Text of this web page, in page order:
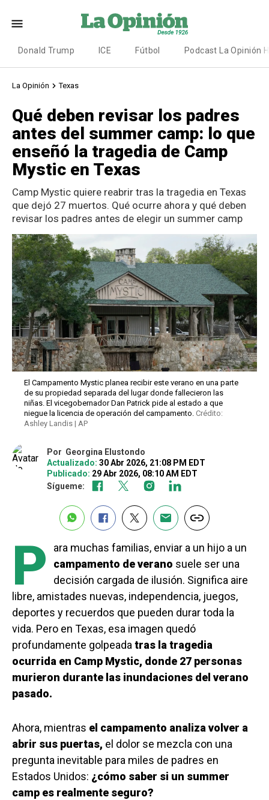
Donald Trump ICE Fútbol Podcast La Opinión
La Opinión Texas
Qué deben revisar los padres
antes del summer camp: lo que
enseñó la tragedia de Camp
Mystic en Texas
Camp Mystic quiere reabrir tras la tragedia en Texas
que dejó 27 muertos. Qué ocurre ahora y qué deben
revisar los padres antes de elegir un summer camp
El Campamento Mystic planea recibir este verano en una parte
de su propiedad separada del lugar donde fallecieron las
niñas. El vicegobernador Dan Patrick pide al estado a que
niegue la licencia de operación del campamento. Crédito:
Ashley Landis | AP
Por Georgina Elustondo
Actualizado: 30 Abr 2026, 21:08 PM EDT
Publicado: 29 Abr 2026, 08:10 AM EDT
Sígueme:
P
ara muchas familias, enviar a un hijo a un
campamento de verano suele ser una
decisión cargada de ilusión. Significa aire
libre, amistades nuevas, independencia, juegos,
deportes y recuerdos que pueden durar toda la
vida. Pero en Texas, esa imagen quedó
profundamente golpeadatras la tragedia
ocurrida en Camp Mystic, donde 27 personas
murieron durante las inundaciones del verano
pasado.
Ahora, mientras el campamento analiza volver a
abrir sus puertas, el dolor se mezcla con una
pregunta inevitable para miles de padres en
Estados Unidos: ¿cómo saber si un summer
camp es realmente seguro?